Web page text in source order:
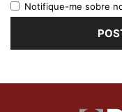
Notifique-me sobre